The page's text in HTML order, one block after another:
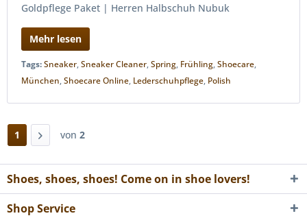
Goldpflege Paket | Herren Halbschuh Nubuk
Mehr lesen
Tags:Sneaker,Sneaker Cleaner,Spring, Frühling,Shoecare,
München,Shoecare Online, Lederschuhpflege, Polish
1 von 2
Shoes, shoes, shoes! Come on in shoe lovers!
Shop Service